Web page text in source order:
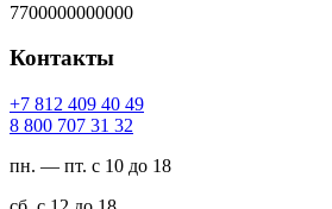
7700000000000
Контакты
94 04 904 218 7+
23 13 707 008 8
пн. — пт. с 10 до 18